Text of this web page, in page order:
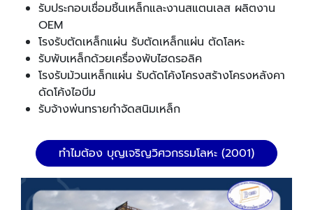
รับประกอบเชื่อมชิ้นเหล็กและงานสแตนเลส ผลิตงาน
OEM
โรงรับตัดเหล็กแผ่น รับตัดเหล็กแผ่น ตัดโลหะ
รับพับเหล็กด้วยเครื่องพับไฮดรอลิค
โรงรับม้วนเหล็กแผ่น รับดัดโค้งโครงสร้างโครงหลังคา
ดัดโค้งไอบีม
รับจ้างพ่นทรายกำจัดสนิมเหล็ก
ทำไมต้อง บุญเจริญวิศวกรรมโลหะ (2001)